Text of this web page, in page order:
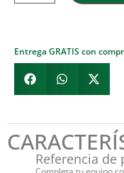
Entrega GRATIS con
Referencia de